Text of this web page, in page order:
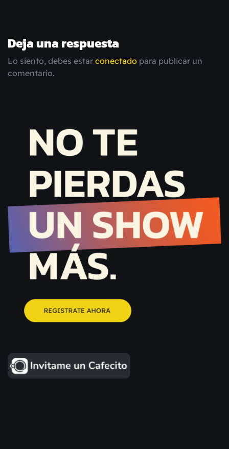
Deja una respuesta
Lo siento, debes estar conectado para publicar un
comentario.